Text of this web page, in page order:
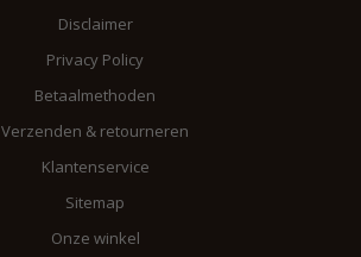
Disclaimer
Privacy Policy
Betaalmethoden
Verzenden & retourneren
Klantenservice
Sitemap
Onze winkel